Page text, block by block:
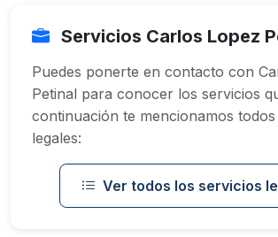
Servicios Carlos Lopez
Puedes ponerte en contacto con
Petinal para conocer los servicios
continuación te mencionamos
legales:
Ver todos los servicios